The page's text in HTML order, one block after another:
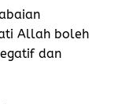
Allah boleh
dan